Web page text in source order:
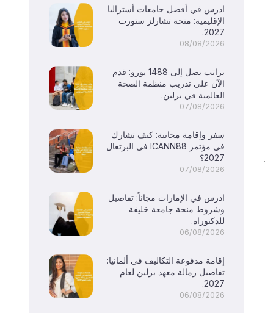
ادرس في أفضل جامعات أستراليا
الإقليمية: منحة تشارلز ستورت
2027.
08/08/2026
براتب يصل إلى 1488 يورو: قدم
الآن على تدريب منظمة الصحة
العالمية في برلين.
07/08/2026
سفر وإقامة مجانية: كيف تشارك
في مؤتمر ICANN88 في البرتغال
2027؟
07/08/2026
ادرس في الإمارات مجاناً: تفاصيل
وشروط منحة جامعة خليفة
للدكتوراه.
06/08/2026
إقامة مدفوعة التكاليف في ألمانيا:
تفاصيل زمالة معهد برلين لعام
2027.
06/08/2026